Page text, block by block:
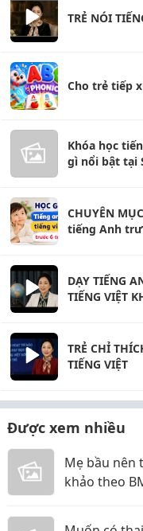
TRẺ NÓI
Cho trẻ tiếp
Khóa học
gì nổi bật tại
CHUYÊN
tiếng Anh
DẠY TIẾNG
TIẾNG VIỆT
TRẺ CHỈ
TIẾNG VIỆT
Được xem nhiều
Mẹ bầu nên
khảo theo